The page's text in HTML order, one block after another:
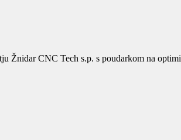
Žnidar CNC Tech s.p. s poudarkom na